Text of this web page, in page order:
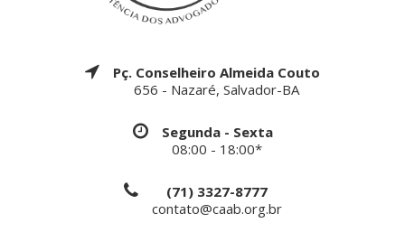
Pç. Conselheiro Almeida Couto
656 - Nazaré, Salvador-BA
Segunda - Sexta
08:00 - 18:00*
(71) 3327-8777
contato@caab.org.br